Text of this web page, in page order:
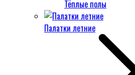
Тёплые полы
Палатки летние